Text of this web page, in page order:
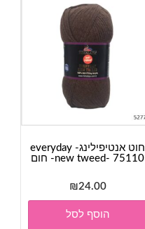
חוט אנטיפילינג- everyday
new tweed- 75110- חום
₪24.00
הוסף לסל